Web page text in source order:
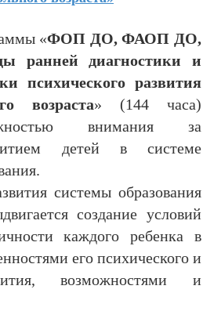
«ФОП ДО, ФАОП ДО,
диагностики и
психического развития
возраста» (144 часа)
внимания за
детей в системе
системы образования
создание условий
каждого ребенка в
его психического и
возможностями и